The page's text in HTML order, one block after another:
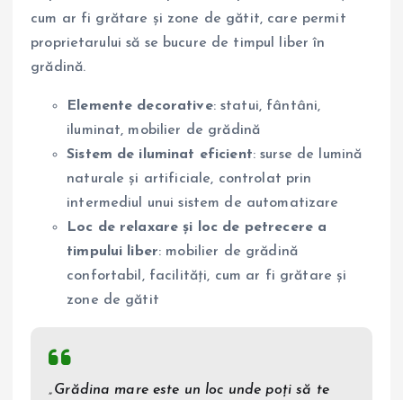
cum ar fi grătare și zone de gătit, care permit
proprietarului să se bucure de timpul liber în
grădină.
Elemente decorative: statui, fântâni,
iluminat, mobilier de grădină
Sistem de iluminat eficient: surse de lumină
naturale și artificiale, controlat prin
intermediul unui sistem de automatizare
Loc de relaxare și loc de petrecere a
timpului liber: mobilier de grădină
confortabil, facilități, cum ar fi grătare și
zone de gătit
„Grădina mare este un loc unde poți să te